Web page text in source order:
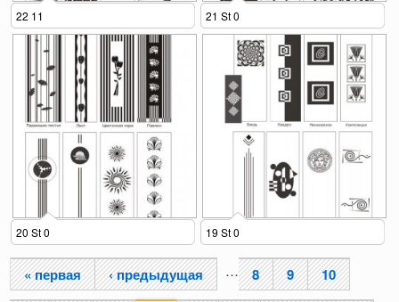
22 11 21 St 0
20 St 0 19 St 0
« первая ‹ предыдущая … 8 9 10